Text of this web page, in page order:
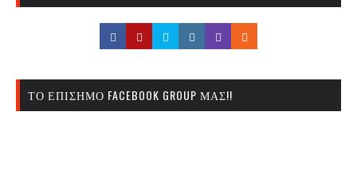
ΤΟ ΕΠΊΣΗΜΟ FACEBOOK GROUP ΜΑΣ!!